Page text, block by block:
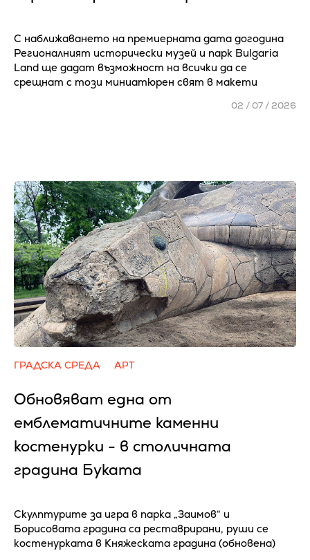
С наближаването на премиерната дата догодина
Регионалният исторически музей и парк Bulgaria
Land ще дадат възможност на всички да се
срещнат с този миниатюрен свят в макети
02 / 07 / 2026
ГРАДСКА СРЕДА АРТ
Обновяват една от
емблематичните каменни
костенурки - в столичната
градина Буката
Скулптурите за игра в парка „Заимов“ и
Борисовата градина са реставрирани, руши се
костенурката в Княжеската градина (обновена)